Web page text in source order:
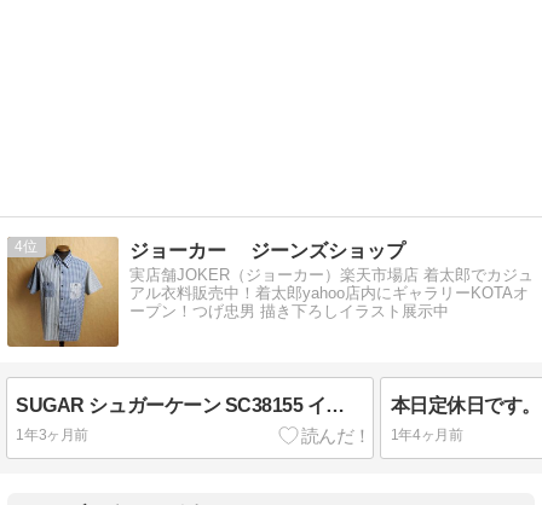
4 ジョーカー ジーンズショップ
実店舗JOKER（ジョーカー）楽天市場店 着太郎でカジュ
アル衣料販売中！着太郎yahoo店内にギャラリーKOTAオ
ープン！つげ忠男 描き下ろしイラスト展示中
SUGAR シュガーケーン SC38155 インディゴ ストライプ チェック 半袖 ワークシャツ
1年3ヶ月前
本日定休日です。
1年4ヶ月前